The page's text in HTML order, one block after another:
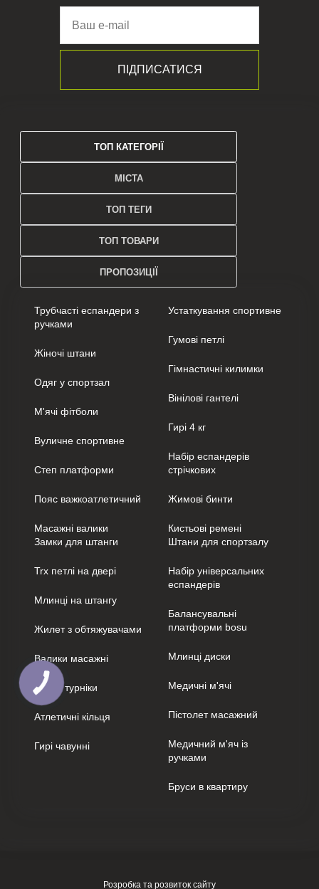
ТОП КАТЕГОРІЇ
МІСТА
ТОП ТЕГИ
ТОП ТОВАРИ
ПРОПОЗИЦІЇ
Трубчасті еспандери з
ручками
Жіночі штани
Одяг у спортзал
М'ячі фітболи
Вуличне спортивне
Степ платформи
Пояс важкоатлетичний
Масажні валики
Устаткування спортивне
Гумові петлі
Гімнастичні килимки
Вінілові гантелі
Гирі 4 кг
Набір еспандерів
стрічкових
Жимові бинти
Кистьові ремені
Замки для штанги
Trx петлі на двері
Млинці на штангу
Жилет з обтяжувачами
Валики масажні
Бруси турніки
Атлетичні кільця
Гирі чавунні
Штани для спортзалу
Набір універсальних
еспандерів
Балансувальні
платформи bosu
Млинці диски
Медичні м'ячі
Пістолет масажний
Медичний м'яч із
ручками
Бруси в квартиру
Розробка та розвиток сайту
КНОПКА
ЗВ'ЯЗКУ